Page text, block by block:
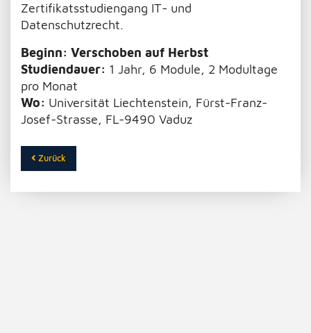
Zertifikatsstudiengang IT- und
Datenschutzrecht.
Beginn: Verschoben auf Herbst
Studiendauer: 1 Jahr, 6 Module, 2 Modultage
pro Monat
Wo: Universität Liechtenstein, Fürst-Franz-
Josef-Strasse, FL-9490 Vaduz
Zurück